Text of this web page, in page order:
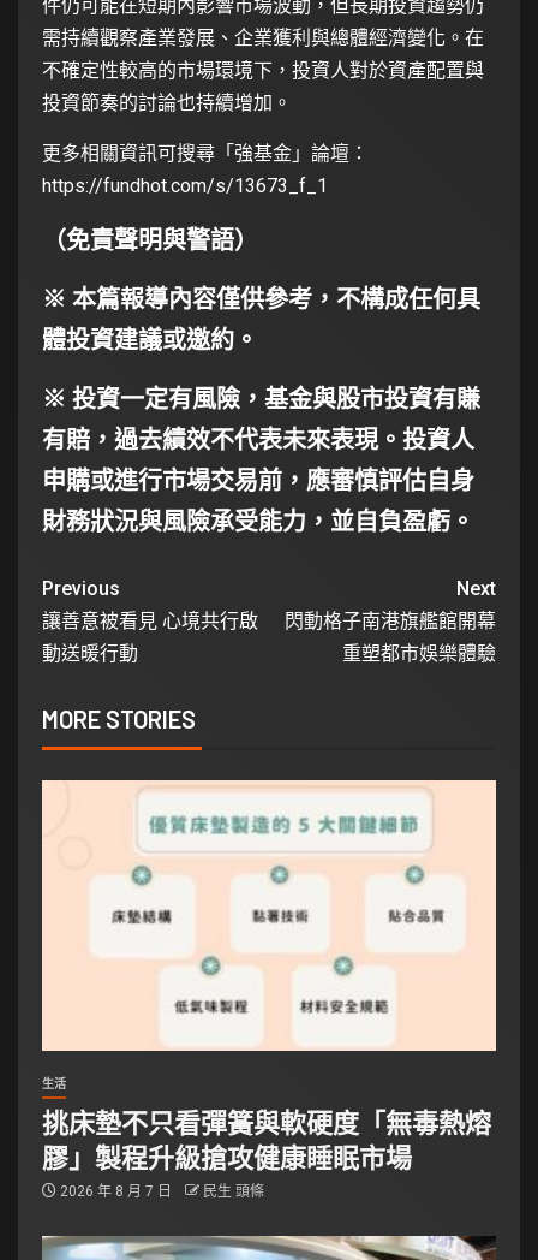
件仍可能在短期內影響市場波動，但長期投資趨勢仍
需持續觀察產業發展、企業獲利與總體經濟變化。在
不確定性較高的市場環境下，投資人對於資產配置與
投資節奏的討論也持續增加。
更多相關資訊可搜尋「強基金」論壇：
https://fundhot.com/s/13673_f_1
（免責聲明與警語）
※ 本篇報導內容僅供參考，不構成任何具
體投資建議或邀約。
※ 投資一定有風險，基金與股市投資有賺
有賠，過去績效不代表未來表現。投資人
申購或進行市場交易前，應審慎評估自身
財務狀況與風險承受能力，並自負盈虧。
Previous
讓善意被看見 心境共行啟
動送暖行動
Next
閃動格子南港旗艦館開幕
重塑都市娛樂體驗
MORE STORIES
生活
挑床墊不只看彈簧與軟硬度「無毒熱熔
膠」製程升級搶攻健康睡眠市場
2026 年 8 月 7 日 民生 頭條